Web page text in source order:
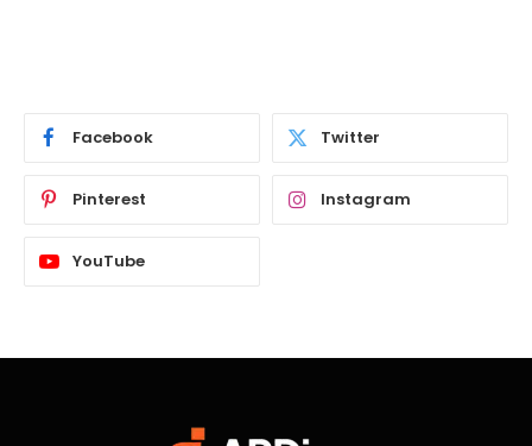
Facebook Twitter
Pinterest Instagram
YouTube